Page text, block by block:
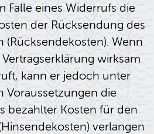
Falle eines Widerrufs die
der Rücksendung des
(Rücksendekosten). Wenn
wirksam
kann er jedoch unter
Voraussetzungen die
bezahlter Kosten für den
verlangen